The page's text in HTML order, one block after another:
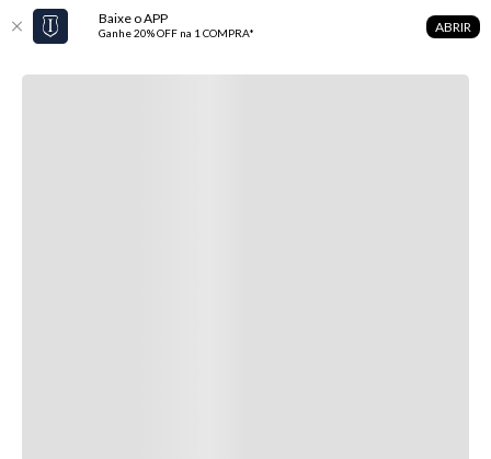
Baixe o APP
Ganhe 20% OFF na 1 COMPRA* ABRIR